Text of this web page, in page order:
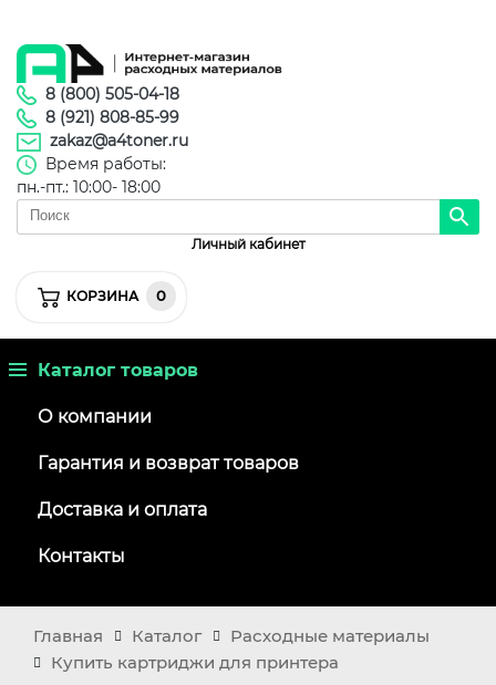
8 (800) 505-04-18
8 (921) 808-85-99
zakaz@a4toner.ru
Время работы:
пн.-пт.: 10:00- 18:00
Личный кабинет
КОРЗИНА 0
Каталог товаров
О компании
Гарантия и возврат товаров
Доставка и оплата
Контакты
Главная Каталог
Расходные материалы
Купить картриджи для принтера